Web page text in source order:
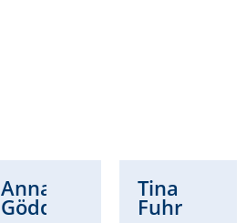
Anna
Göddeke
Tina
Fuhrmann